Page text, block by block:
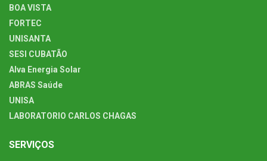
BOA VISTA
FORTEC
UNISANTA
SESI CUBATÃO
Alva Energia Solar
ABRAS Saúde
UNISA
LABORATORIO CARLOS CHAGAS
SERVIÇOS